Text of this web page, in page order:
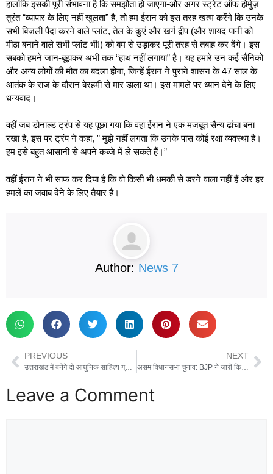
हालांकि इसकी पूरी संभावना है कि समझौता हो जाएगा-और अगर स्ट्रेट ऑफ होर्मुज़
तुरंत “व्यापार के लिए नहीं खुलता” है, तो हम ईरान को इस तरह खत्म करेंगे कि उनके
सभी बिजली पैदा करने वाले प्लांट, तेल के कुएं और खर्ग द्वीप (और शायद पानी को
मीठा बनाने वाले सभी प्लांट भी!) को बम से उड़ाकर पूरी तरह से तबाह कर देंगे। इस
सबको हमने जान-बूझकर अभी तक “हाथ नहीं लगाया” है। यह हमारे उन कई सैनिकों
और अन्य लोगों की मौत का बदला होगा, जिन्हें ईरान ने पुराने शासन के 47 साल के
आतंक के राज के दौरान बेरहमी से मार डाला था। इस मामले पर ध्यान देने के लिए
धन्यवाद।
वहीं जब डोनाल्ड ट्रंप से यह पूछा गया कि वहां ईरान ने एक मजबूत सैन्य ढांचा बना
रखा है, इस पर ट्रंप ने कहा, ” मुझे नहीं लगता कि उनके पास कोई रक्षा व्यवस्था है।
हम इसे बहुत आसानी से अपने कब्जे में ले सकते हैं।”
वहीं ईरान ने भी साफ कर दिया है कि वो किसी भी धमकी से डरने वाला नहीं हैं और हर
हमलें का जवाब देने के लिए तैयार है।
Author: News 7
PREVIOUS
उत्तराखंड में बनेंगे दो आधुनिक साहित्य ग्राम, युवा लेखकों को मिलेगा मंच : सीएम धामी
NEXT
असम विधानसभा चुनाव: BJP ने जारी किया घोषणापत्र, ₹5 लाख करोड़ के निवेश और मूल निवासियों की सुरक्षा का वादा
Leave a Comment